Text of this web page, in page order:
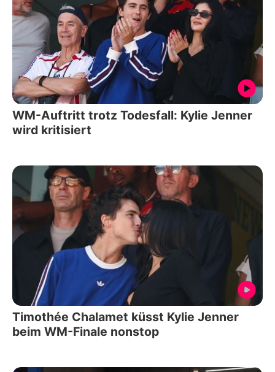
WM-Auftritt trotz Todesfall: Kylie Jenner
wird kritisiert
Timothée Chalamet küsst Kylie Jenner
beim WM-Finale nonstop